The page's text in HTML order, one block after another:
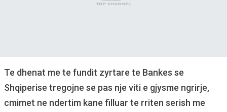
Te dhenat me te fundit zyrtare te Bankes se
Shqiperise tregojne se pas nje viti e gjysme ngrirje,
cmimet ne ndertim kane filluar te rriten serish me